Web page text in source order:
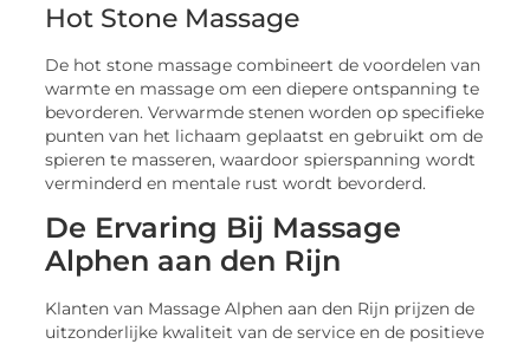
Hot Stone Massage
De hot stone massage combineert de voordelen van
warmte en massage om een diepere ontspanning te
bevorderen. Verwarmde stenen worden op specifieke
punten van het lichaam geplaatst en gebruikt om de
spieren te masseren, waardoor spierspanning wordt
verminderd en mentale rust wordt bevorderd.
De Ervaring Bij Massage
Alphen aan den Rijn
Klanten van Massage Alphen aan den Rijn prijzen de
uitzonderlijke kwaliteit van de service en de positieve